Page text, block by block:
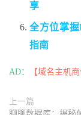
享
全方位掌
指南
AD： 【域名主机
上一篇